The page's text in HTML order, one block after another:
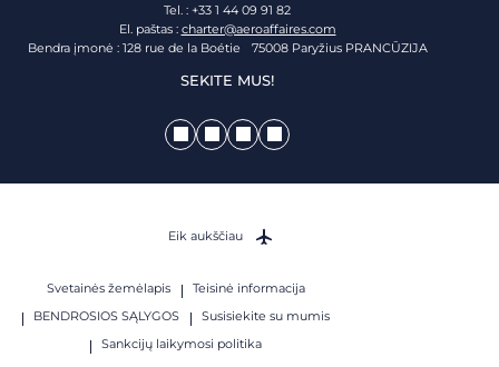
Tel. : +33 1 44 09 91 82
El. paštas : charter@aeroaffaires.com
Bendra įmonė : 128 rue de la Boétie 75008 Paryžius PRANCŪZIJA
SEKITE MUS!
Svetainės žemėlapis
Teisinė informacija
BENDROSIOS SĄLYGOS
Susisiekite su mumis
Sankcijų laikymosi politika
Eik aukščiau